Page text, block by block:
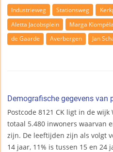
Industrieweg Stationsweg
Aletta Jacobsplein
Marga
de Gaarde
Averbergen Jan
Demografische gegevens van
Postcode 8121 CK ligt in de
totaal 5.480 inwoners waarvan
zijn. De leeftijden zijn als volgt
14 jaar, 11% is tussen 15 en 24